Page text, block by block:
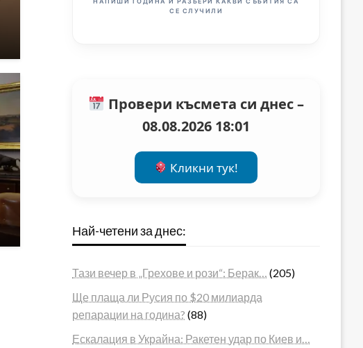
СЕ СЛУЧИЛИ
Провери късмета си днес –
08.08.2026 18:01
Кликни тук!
Най-четени за днес:
Тази вечер в „Грехове и рози“: Берак…
(205)
Ще плаща ли Русия по $20 милиарда
репарации на година? (88)
Ескалация в Украйна: Ракетен удар по Киев и…